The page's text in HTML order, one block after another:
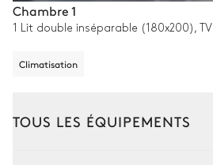
Chambre 1
1 Lit double inséparable (180x200), TV
Climatisation
TOUS LES ÉQUIPEMENTS